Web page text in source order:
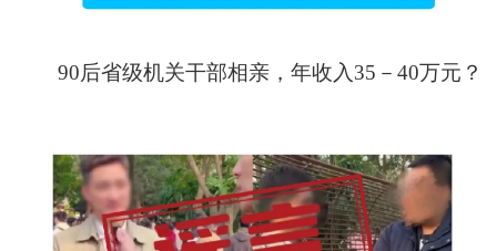
90后省级机关干部相亲，年收入35－40万元？